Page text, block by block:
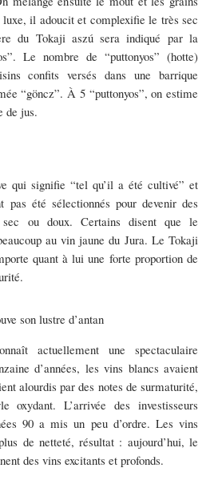
il adoucit et complexifie le très sec
du Tokaji aszú sera indiqué par la
Le nombre de “puttonyos” (hotte)
confits versés dans une barrique
“göncz”. À 5 “puttonyos”, on estime
de jus.
qui signifie “tel qu’il a été cultivé” et
pas été sélectionnés pour devenir des
ou doux. Certains disent que le
au vin jaune du Jura. Le Tokaji
quant à lui une forte proportion de
son lustre d’antan
actuellement une spectaculaire
d’années, les vins blancs avaient
alourdis par des notes de surmaturité,
oxydant. L’arrivée des investisseurs
90 a mis un peu d’ordre. Les vins
de netteté, résultat : aujourd’hui, le
des vins excitants et profonds.